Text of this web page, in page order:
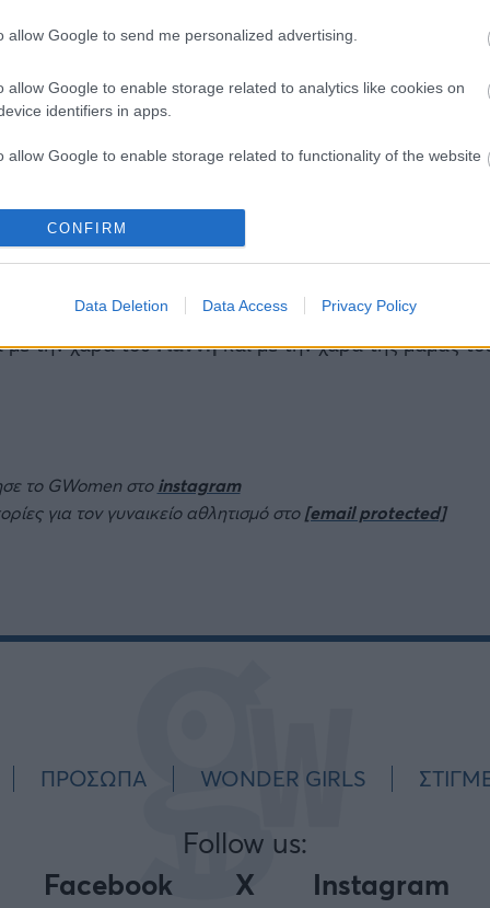
allow Google to send me personalized advertising.
allow Google to enable storage related to analytics like cookies on
identifiers in apps.
allow Google to enable storage related to functionality of the website
allow Google to enable storage related to personalization.
functionality and fraud prevention, and other user protection.
CONFIRM
Data Deletion Data Access Privacy Policy
μπάσκετ) στον Πανιώνιο με τον οποίο και
και μίλησε στοGWomen. Γιατί με το που άκουσε για
δώσατε ζωή
θα σας πει πως δεν είχε λεφτά να πάρει
η ομάδα της και ότι ακόμα και τώρα παρακολουθεί
με την χαρά τουΓιάννηκαι με την χαρά της μαμας
το GWomen στοinstagram
για τον γυναικείο αθλητισμό στο[email protected]
ΠΡΟΣΩΠΑ WONDER GIRLS
Follow us:
Facebook
X Instagram